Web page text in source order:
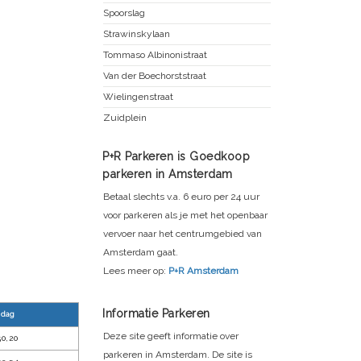
dag
Spoorslag
Strawinskylaan
Tommaso Albinonistraat
Van der Boechorststraat
Wielingenstraat
Zuidplein
P+R Parkeren is Goedkoop
parkeren in Amsterdam
Betaal slechts v.a. 6 euro per 24 uur
voor parkeren als je met het openbaar
vervoer naar het centrumgebied van
Amsterdam gaat.
Lees meer op: P+R Amsterdam
Informatie Parkeren
Deze site geeft informatie over
parkeren in Amsterdam. De site is